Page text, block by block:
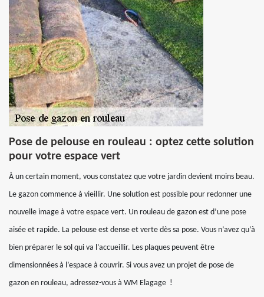
Pose de pelouse en rouleau : optez cette solution
pour votre espace vert
À un certain moment, vous constatez que votre jardin devient moins beau.
Le gazon commence à vieillir. Une solution est possible pour redonner une
nouvelle image à votre espace vert. Un rouleau de gazon est d’une pose
aisée et rapide. La pelouse est dense et verte dès sa pose. Vous n’avez qu’à
bien préparer le sol qui va l’accueillir. Les plaques peuvent être
dimensionnées à l’espace à couvrir. Si vous avez un projet de pose de
gazon en rouleau, adressez-vous à WM Elagage !